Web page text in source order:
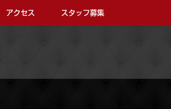
アクセス スタッフ募集